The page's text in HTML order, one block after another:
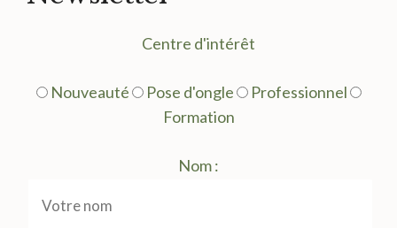
Centre d'intérêt
Nouveauté Pose d'ongle
Professionnel
Formation
Nom :